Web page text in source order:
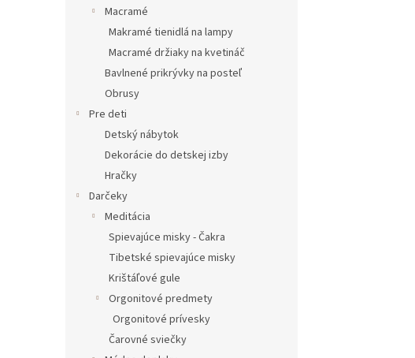
Macramé
Makramé tienidlá na lampy
Macramé držiaky na kvetináč
Bavlnené prikrývky na posteľ
Obrusy
Pre deti
Detský nábytok
Dekorácie do detskej izby
Hračky
Darčeky
Meditácia
Spievajúce misky - Čakra
Tibetské spievajúce misky
Krištáľové gule
Orgonitové predmety
Orgonitové prívesky
Čarovné sviečky